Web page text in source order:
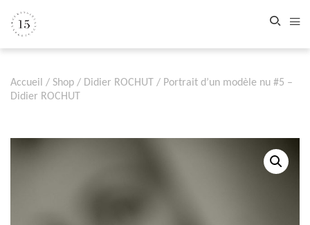
Accueil / Shop / Didier ROCHUT
/ Portrait d’un modèle nu #5 –
Didier ROCHUT